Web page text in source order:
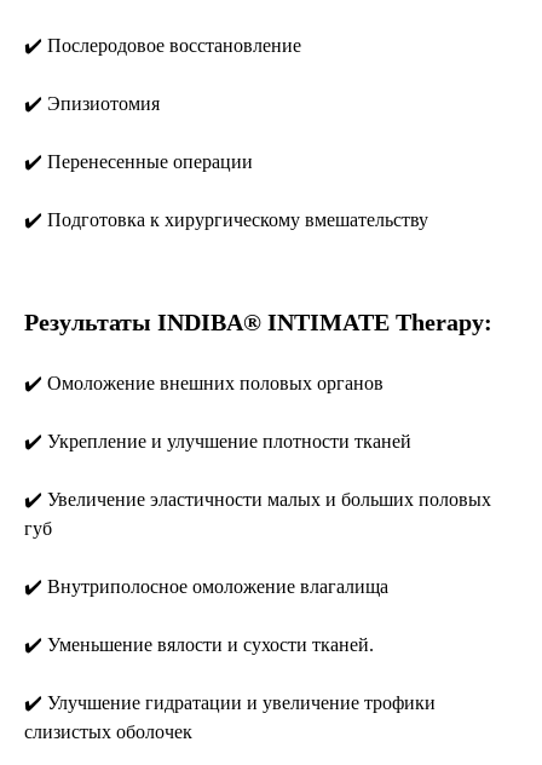
✔️ Послеродовое восстановление
✔️ Эпизиотомия
✔️ Перенесенные операции
✔️ Подготовка к хирургическому вмешательству
Результаты INDIBA® INTIMATE Therapy:
✔️ Омоложение внешних половых органов
✔️ Укрепление и улучшение плотности тканей
✔️ Увеличение эластичности малых и больших половых
губ
✔️ Внутриполосное омоложение влагалища
✔️ Уменьшение вялости и сухости тканей.
✔️ Улучшение гидратации и увеличение трофики
слизистых оболочек